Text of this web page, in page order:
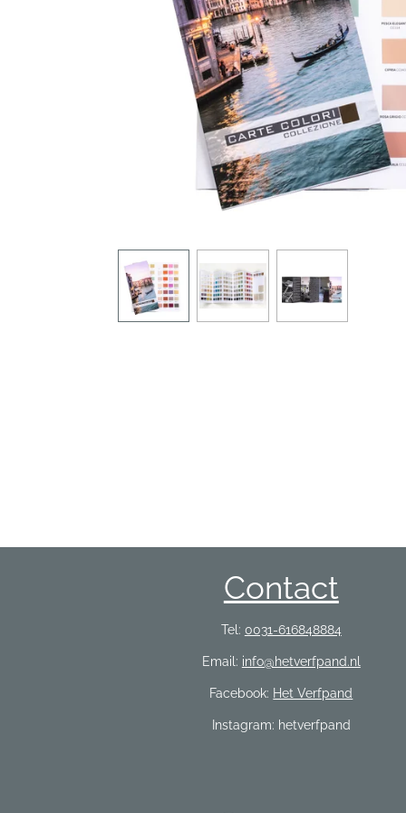
Contact
Tel: 0031-616848884
Email: info@hetverfpand.nl
Facebook: Het Verfpand
Instagram: hetverfpand